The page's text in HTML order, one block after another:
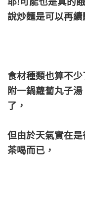
說炒麵是可以再續
食材種類也算不
附一鍋蘿蔔丸子
了，
但由於天氣實在
茶喝而已，